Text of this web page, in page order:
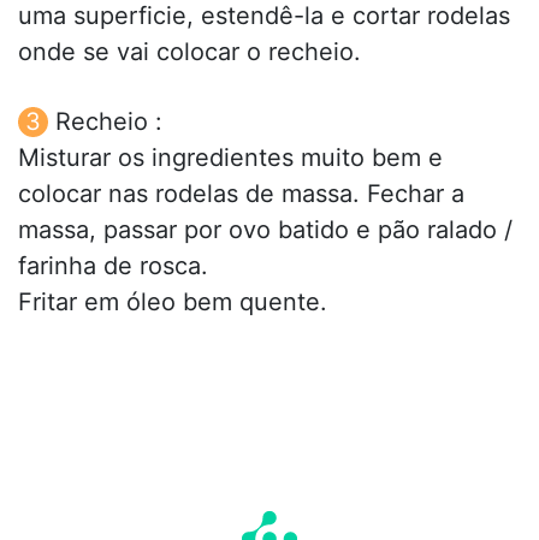
uma superficie, estendê-la e cortar rodelas
onde se vai colocar o recheio.
Recheio :
Misturar os ingredientes muito bem e
colocar nas rodelas de massa. Fechar a
massa, passar por ovo batido e pão ralado /
farinha de rosca.
Fritar em óleo bem quente.